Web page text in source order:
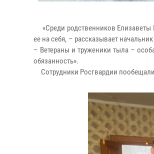
«Среди родственников
ее на себя, – рассказывает
– Ветераны и труженики тыла –
обязанность».
Сотрудники Росгвардии